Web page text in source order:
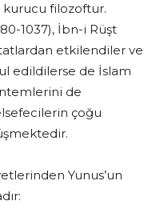
kurucu filozoftur.
1037), İbn-i Rüşt
etkilendiler ve
edildilerse de İslam
de
çoğu
Yunus’un